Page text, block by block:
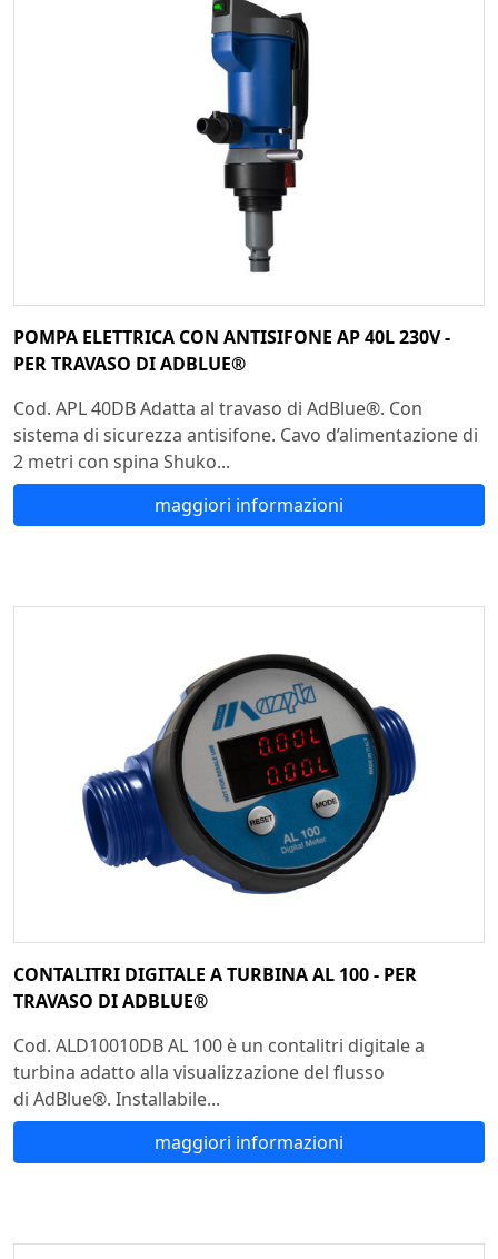
POMPA ELETTRICA CON ANTISIFONE AP 40L 230V -
PER TRAVASO DI ADBLUE®
Cod. APL 40DB Adatta al travaso di AdBlue®. Con
sistema di sicurezza antisifone. Cavo d’alimentazione di
2 metri con spina Shuko...
maggiori informazioni
CONTALITRI DIGITALE A TURBINA AL 100 - PER
TRAVASO DI ADBLUE®
Cod. ALD10010DB AL 100 è un contalitri digitale a
turbina adatto alla visualizzazione del flusso
di AdBlue®. Installabile...
maggiori informazioni